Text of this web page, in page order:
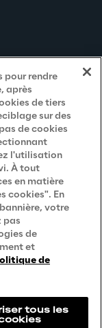
pour rendre
après
de tiers
sur des
de cookies
l'utilisation
À tout
en matière
cookies". En
votre
pas
de
et
de
tous les